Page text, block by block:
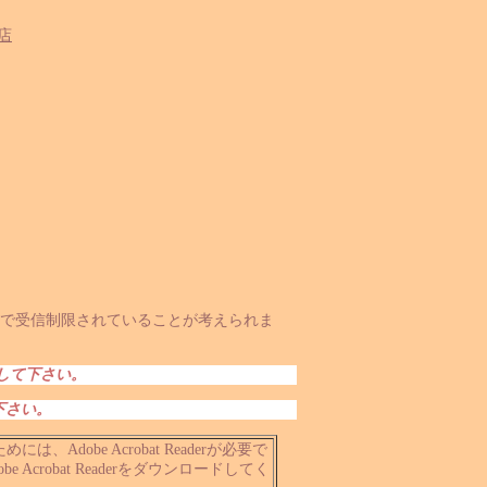
受信制限されていることが考えられま
下さい。
い。
には、Adobe Acrobat Readerが必要で
Acrobat Readerをダウンロードしてく